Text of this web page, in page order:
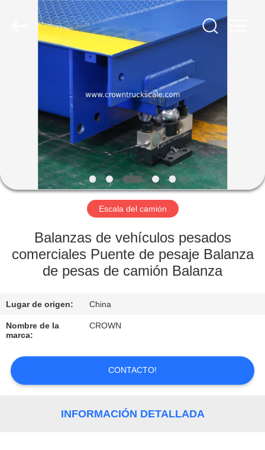
PRODUCTOS
SOBRE
NOSOTROS
VISITA
FÁBRICA
DE
CALIDAD
CONTACTO
Escala del camión
Balanzas de vehículos pesados
comerciales Puente de pesaje Balanza
de pesas de camión Balanza
Lugar de origen: China
Nombre de la
marca:
CROWN
CONTACTO!
INFORMACIÓN DETALLADA